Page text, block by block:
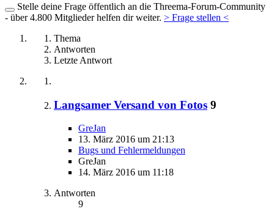
Stelle deine Frage öffentlich an die Threema-Forum-Community
- über 4.800 Mitglieder helfen dir weiter. > Frage stellen <
Thema
Antworten
Letzte Antwort
Langsamer Versand von Fotos 9
GreJan
13. März 2016 um 21:13
Bugs und Fehlermeldungen
GreJan
14. März 2016 um 11:18
Antworten
9